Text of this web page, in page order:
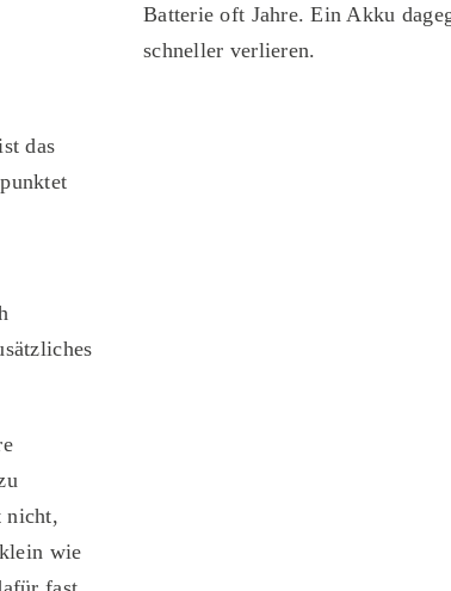
das
nicht,
wie
Batterie oft Jahre. Ein Akku
schneller verlieren.